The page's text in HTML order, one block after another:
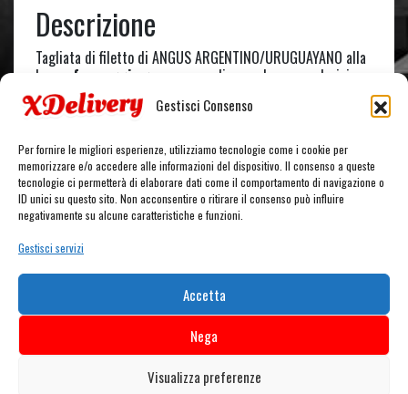
Gestisci Consenso
Per fornire le migliori esperienze, utilizziamo tecnologie come i cookie per
memorizzare e/o accedere alle informazioni del dispositivo. Il consenso a queste
tecnologie ci permetterà di elaborare dati come il comportamento di navigazione o
ID unici su questo sito. Non acconsentire o ritirare il consenso può influire
negativamente su alcune caratteristiche e funzioni.
Gestisci servizi
Accetta
Nega
Visualizza preferenze
Descrizione
Tagliata di filetto di ANGUS ARGENTINO/URUGUAYANO alla
brace, formaggio grana
a scaglie, rucola e pomodorini.
Accompagnata da patatine fritte dippers* e salsa funny
cream.
CARRELLO
Nessun prodotto nel carrello.